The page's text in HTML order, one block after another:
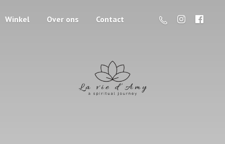
Winkel Over ons Contact